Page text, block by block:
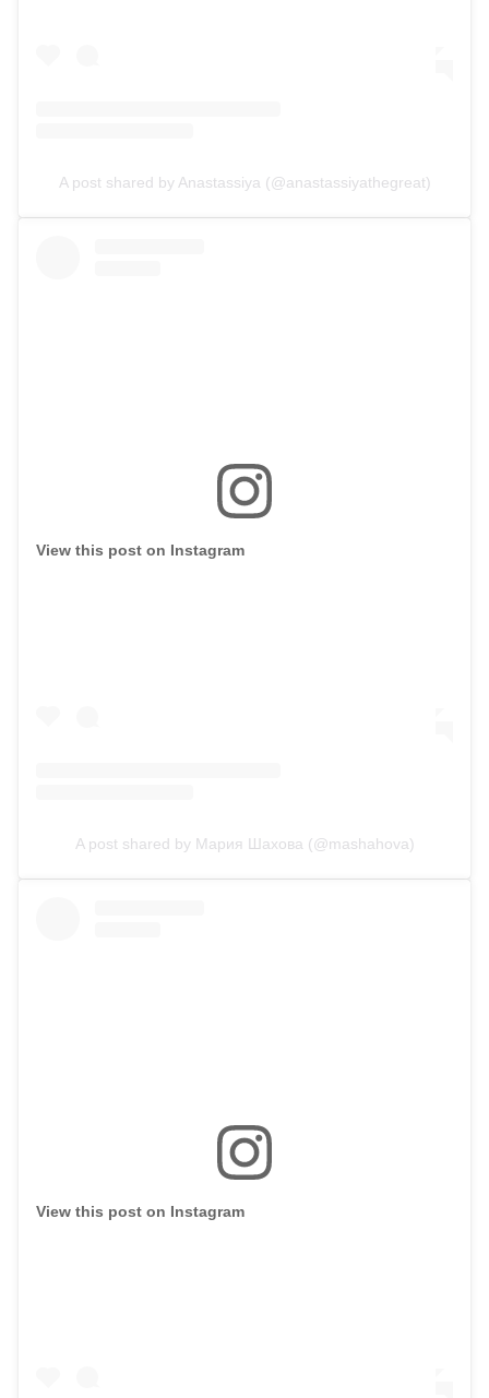
A post shared by Anastassiya (@anastassiyathegreat)
View this post on Instagram
A post shared by Мария Шахова (@mashahova)
View this post on Instagram